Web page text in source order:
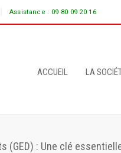
Assistance : 09 80 09 20 16
ACCUEIL LA
(GED) : Une clé